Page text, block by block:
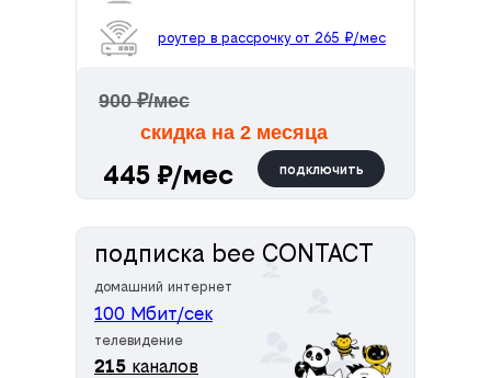
подписка bee CONTACT
домашний интернет
телевидение
100 Мбит/сек
215 каналов
подключить
445 ₽/мес
роутер в рассрочку от 265 ₽/мес
900 ₽/мес
скидка на 2 месяца